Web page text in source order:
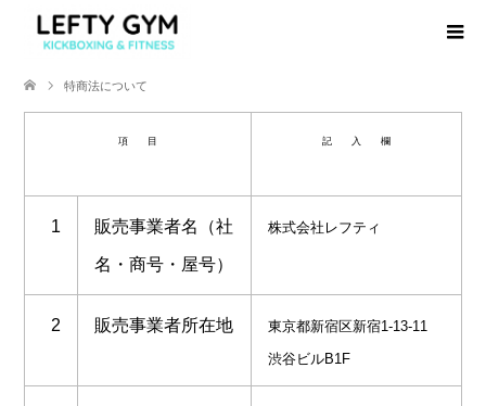
特商法について
項 目 記 入 欄
1 販売事業者名（社
名・商号・屋号）
株式会社レフティ
2 販売事業者所在地 東京都新宿区新宿1-13-11
渋谷ビルB1F